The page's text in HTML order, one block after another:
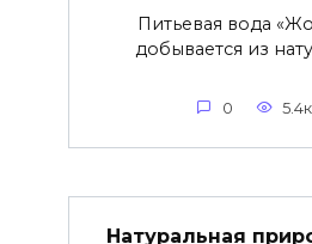
Питьевая вода
добывается из
0 5.4к.
Натуральная